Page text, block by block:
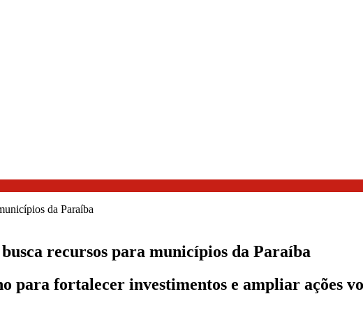
recursos para municípios da Paraíba
fortalecer investimentos e ampliar ações